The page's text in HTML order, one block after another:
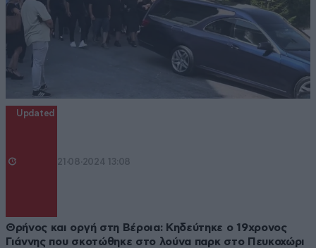
Updated
21·08·2024 13:08
Θρήνος και οργή στη Βέροια: Κηδεύτηκε ο 19χρονος
Γιάννης που σκοτώθηκε στο λούνα παρκ στο Πευκοχώρι